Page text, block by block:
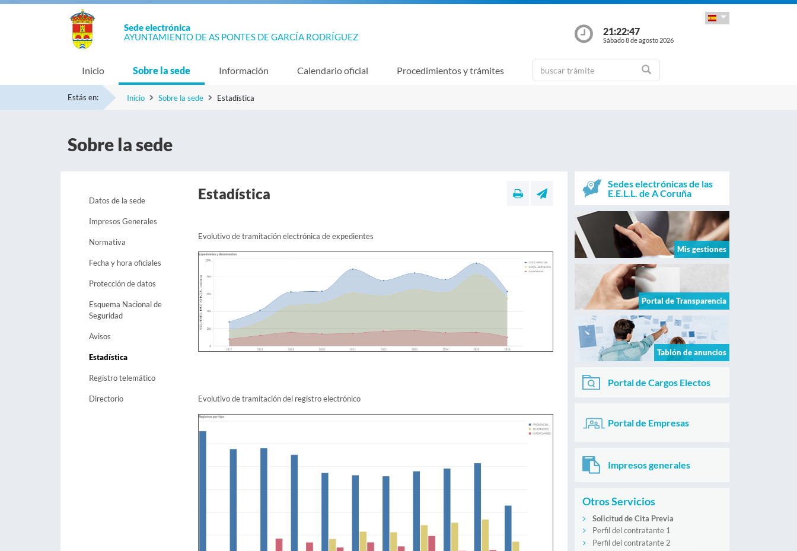
Sede electrónica
AYUNTAMIENTO DE AS PONTES DE GARCÍA RODRÍGUEZ
21:22:47
Sábado 8 de agosto 2026
Inicio Sobre la sede Información Calendario oficial Procedimientos y trámites
Estás en: Inicio Sobre la sede Estadística
Sobre la sede
Datos de la sede
Impresos Generales
Normativa
Fecha y hora oficiales
Protección de datos
Esquema Nacional de
Seguridad
Avisos
Estadística
Registro telemático
Directorio
Estadística
Evolutivo de tramitación electrónica de expedientes
Evolutivo de tramitación del registro electrónico
Sedes electrónicas de las
E.E.L.L. de A Coruña
Mis gestiones
Portal de Transparencia
Tablón de anuncios
Portal de Cargos Electos
Portal de Empresas
Impresos generales
Otros Servicios
Solicitud de Cita Previa
Perfil del contratante 1
Perfil del contratante 2